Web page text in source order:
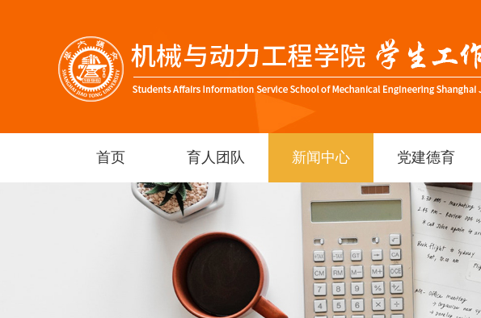
首页 育人团队 新闻中心 党建德育